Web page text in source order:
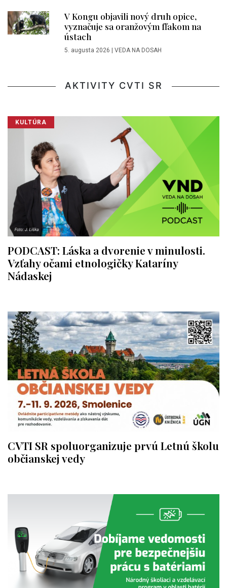
V Kongu objavili nový druh opice,
vyznačuje sa oranžovým fľakom na
ústach
5. augusta 2026 VEDA NA DOSAH
AKTIVITY CVTI SR
KULTÚRA
PODCAST: Láska a dvorenie v minulosti.
Vzťahy očami etnologičky Kataríny
Nádaskej
CVTI SR spoluorganizuje prvú Letnú školu
občianskej vedy